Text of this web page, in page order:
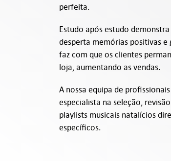
perfeita.
Estudo após estudo
desperta memórias positivas
faz com que os clientes
loja, aumentando as vendas.
A nossa equipa de
especialista na seleção,
playlists musicais natalícios
específicos.